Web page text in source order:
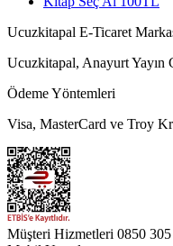
Ucuzkitapal E-Ticaret
Ucuzkitapal, Anayurt Yayın
Ödeme Yöntemleri
Visa, MasterCard ve Troy
Müşteri Hizmetleri 0850